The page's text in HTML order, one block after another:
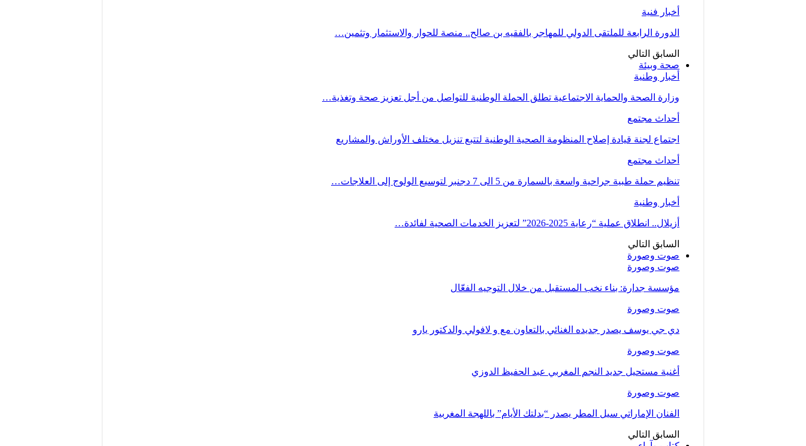
أخبار فنية
الدورة الرابعة للملتقى الدولي للمهاجر بالفقيه بن صالح.. منصة للحوار والاستثمار وتثمين…
السابق التالي
صحة وبيئة
أخبار وطنية
وزارة الصحة والحماية الاجتماعية تطلق الحملة الوطنية للتواصل من أجل تعزيز صحة وتغذية…
أحداث مجتمع
اجتماع لجنة قيادة إصلاح المنظومة الصحية الوطنية لتتبع تنزيل مختلف الأوراش والمشاريع
أحداث مجتمع
تنظيم حملة طبية جراحية واسعة بالسمارة من 5 الى 7 دجنبر لتوسيع الولوج إلى العلاجات…
أخبار وطنية
أزيلال.. انطلاق عملية “رعاية 2025-2026” لتعزيز الخدمات الصحية لفائدة…
السابق التالي
صوت وصورة
صوت وصورة
مؤسسة جدارة: بناء نخب المستقبل من خلال التوجيه الفعّال
صوت وصورة
دي جي يوسف يصدر جديده الغنائي بالتعاون مع و لافولي والدكتور يارو
صوت وصورة
أغنية مستحيل جديد النجم المغربي عبد الحفيظ الدوزي
صوت وصورة
الفنان الإماراتي سيل المطر يصدر “بدلتك الأيام” باللهجة المغربية
السابق التالي